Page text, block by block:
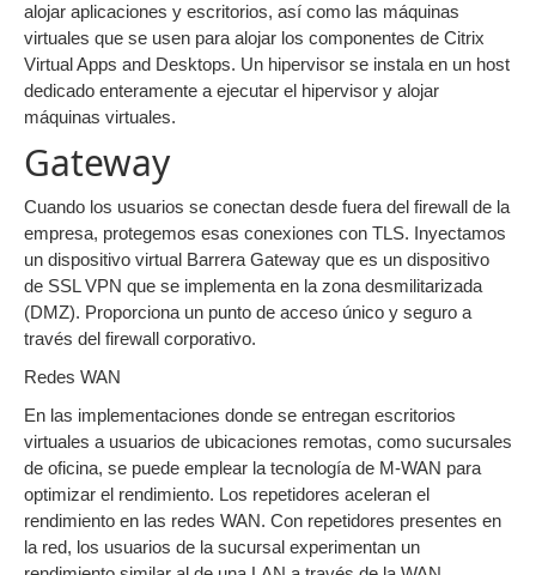
alojar aplicaciones y escritorios, así como las máquinas
virtuales que se usen para alojar los componentes de Citrix
Virtual Apps and Desktops. Un hipervisor se instala en un host
dedicado enteramente a ejecutar el hipervisor y alojar
máquinas virtuales.
Gateway
Cuando los usuarios se conectan desde fuera del firewall de la
empresa, protegemos esas conexiones con TLS. Inyectamos
un dispositivo virtual Barrera Gateway que es un dispositivo
de SSL VPN que se implementa en la zona desmilitarizada
(DMZ). Proporciona un punto de acceso único y seguro a
través del firewall corporativo.
Redes WAN
En las implementaciones donde se entregan escritorios
virtuales a usuarios de ubicaciones remotas, como sucursales
de oficina, se puede emplear la tecnología de M-WAN para
optimizar el rendimiento. Los repetidores aceleran el
rendimiento en las redes WAN. Con repetidores presentes en
la red, los usuarios de la sucursal experimentan un